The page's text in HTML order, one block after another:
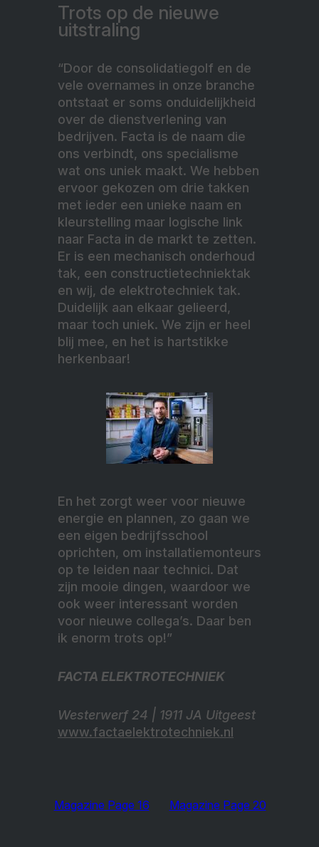
Trots op de nieuwe
uitstraling
“Door de consolidatiegolf en de
vele overnames in onze branche
ontstaat er soms onduidelijkheid
over de dienstverlening van
bedrijven. Facta is de naam die
ons verbindt, ons specialisme
wat ons uniek maakt. We hebben
ervoor gekozen om drie takken
met ieder een unieke naam en
kleurstelling maar logische link
naar Facta in de markt te zetten.
Er is een mechanisch onderhoud
tak, een constructietechniektak
en wij, de elektrotechniek tak.
Duidelijk aan elkaar gelieerd,
maar toch uniek. We zijn er heel
blij mee, en het is hartstikke
herkenbaar!
En het zorgt weer voor nieuwe
energie en plannen, zo gaan we
een eigen bedrijfsschool
oprichten, om installatiemonteurs
op te leiden naar technici. Dat
zijn mooie dingen, waardoor we
ook weer interessant worden
voor nieuwe collega’s. Daar ben
ik enorm trots op!”
FACTA ELEKTROTECHNIEK
Westerwerf 24 | 1911 JA Uitgeest
www.factaelektrotechniek.nl
Magazine Page 16 Magazine Page 20